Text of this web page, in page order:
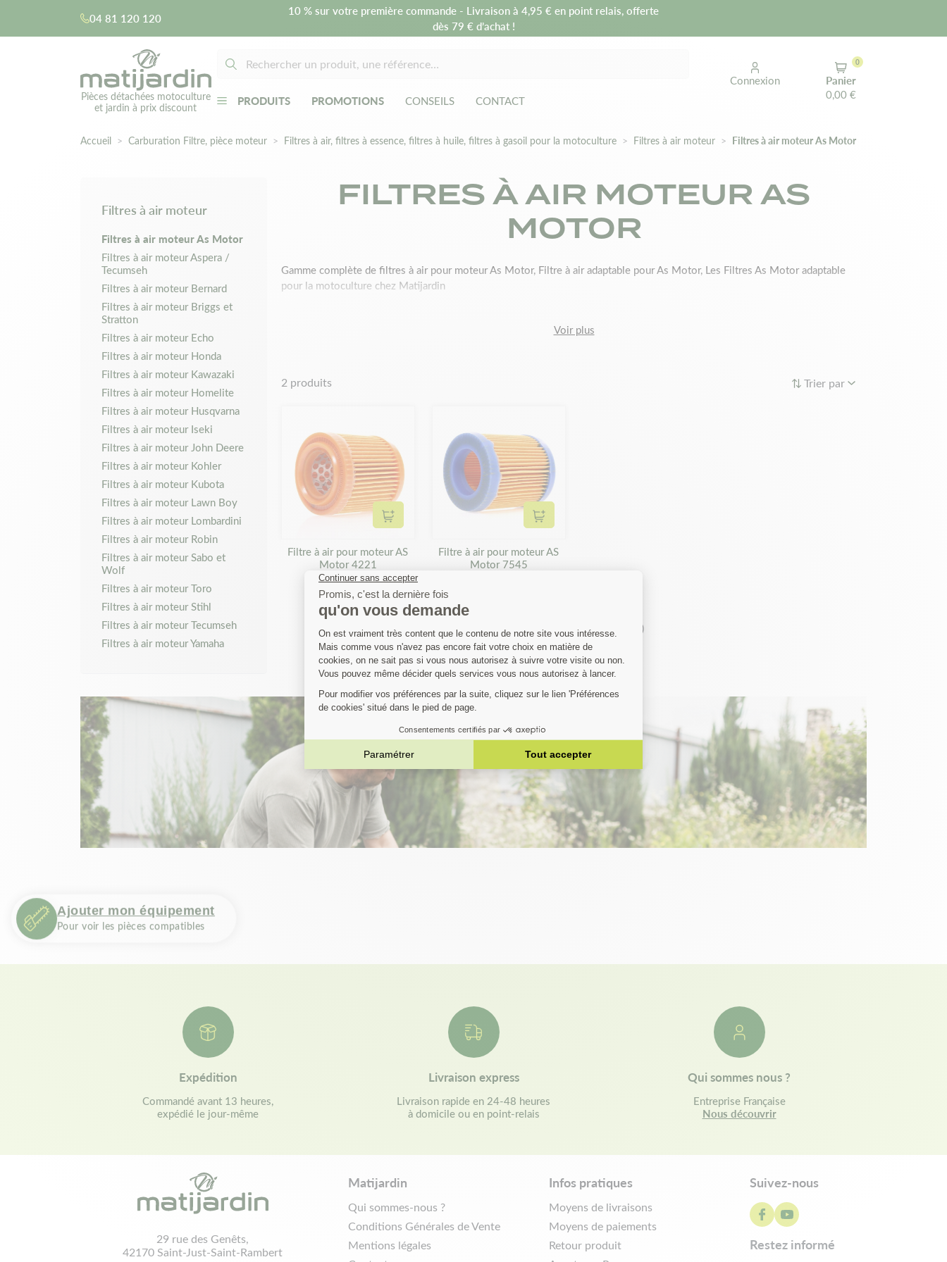
04 81 120 120
10 % sur votre première commande - Livraison à 4,95 € en point relais, offerte
dès 79 € d’achat !
Pièces détachées motoculture
et jardin à prix discount
PRODUITS PROMOTIONS CONSEILS CONTACT
Connexion
Panier
0,00 €
0
Ajouter mon équipement
Pour voir les pièces compatibles
Accueil Carburation Filtre, pièce moteur Filtres à air, filtres à essence, filtres à huile, filtres à gasoil pour la motoculture Filtres à air moteur Filtres à air moteur As Motor
Filtres à air moteur
Filtres à air moteur As Motor
Filtres à air moteur Aspera /
Tecumseh
Filtres à air moteur Bernard
Filtres à air moteur Briggs et
Stratton
Filtres à air moteur Echo
Filtres à air moteur Honda
Filtres à air moteur Kawazaki
Filtres à air moteur Homelite
Filtres à air moteur Husqvarna
Filtres à air moteur Iseki
Filtres à air moteur John Deere
Filtres à air moteur Kohler
Filtres à air moteur Kubota
Filtres à air moteur Lawn Boy
Filtres à air moteur Lombardini
Filtres à air moteur Robin
Filtres à air moteur Sabo et
Wolf
Filtres à air moteur Toro
Filtres à air moteur Stihl
Filtres à air moteur Tecumseh
Filtres à air moteur Yamaha
FILTRES À AIR MOTEUR AS
MOTOR
Gamme complète de filtres à air pour moteur As Motor, Filtre à air adaptable pour As Motor, Les Filtres As Motor adaptable
pour la motoculture chez Matijardin
Voir plus
2 produits Trier par
Ajouter au panier
Filtre à air pour moteur AS
Motor 4221
9,40 €
Ajouter au panier
Filtre à air pour moteur AS
Motor 7545
Affichage 1-2 de 2 produit(s)
Expédition
Commandé avant 13 heures,
expédié le jour-même
Livraison express
Livraison rapide en 24-48 heures
à domicile ou en point-relais
Qui sommes nous ?
Entreprise Française
Nous découvrir
29 rue des Genêts,
42170 Saint-Just-Saint-Rambert
Matijardin
Qui sommes-nous ?
Conditions Générales de Vente
Mentions légales
Infos pratiques
Moyens de livraisons
Moyens de paiements
Retour produit
Suivez-nous
restez informé